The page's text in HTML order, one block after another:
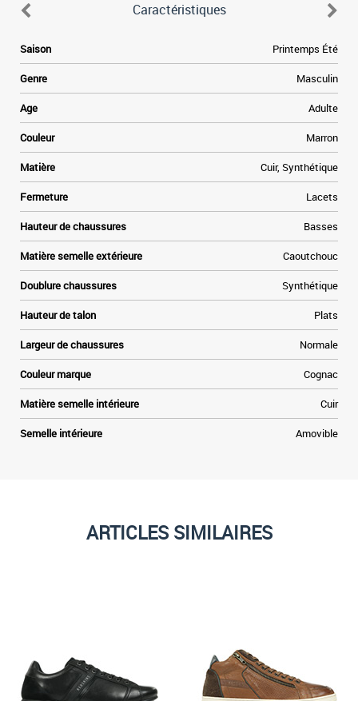
Caractéristiques
Saison Printemps Été
Genre Masculin
Age Adulte
Couleur Marron
Matière Cuir, Synthétique
Fermeture Lacets
Hauteur de chaussures Basses
Matière semelle extérieure Caoutchouc
Doublure chaussures Synthétique
Hauteur de talon Plats
Largeur de chaussures Normale
Couleur marque Cognac
Matière semelle intérieure Cuir
Semelle intérieure Amovible
ARTICLES SIMILAIRES